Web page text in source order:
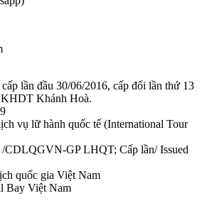
lần đầu 30/06/2016, cấp đổi lần thứ 13
KHDT Khánh Hoà.
vụ lữ hành quốc tế (International Tour
/CDLQGVN-GP LHQT; Cấp lần/ Issued
quốc gia Việt Nam
Bay Việt Nam